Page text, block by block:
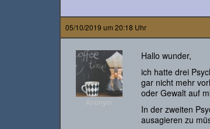
05/10/2019 um 20:18 Uhr
Anonym
Hallo wunder,
ich hatte drei
gar nicht mehr
oder Gewalt auf
In der zweiten
ausagieren zu